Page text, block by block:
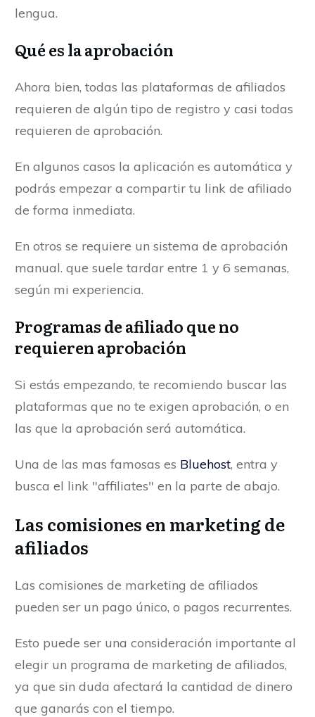
lengua.
Qué es la aprobación
Ahora bien, todas las plataformas de afiliados
requieren de algún tipo de registro y casi todas
requieren de aprobación.
En algunos casos la aplicación es automática y
podrás empezar a compartir tu link de afiliado
de forma inmediata.
En otros se requiere un sistema de aprobación
manual. que suele tardar entre 1 y 6 semanas,
según mi experiencia.
Programas de afiliado que no
requieren aprobación
Si estás empezando, te recomiendo buscar las
plataformas que no te exigen aprobación, o en
las que la aprobación será automática.
Una de las mas famosas es Bluehost, entra y
busca el link "affiliates" en la parte de abajo.
Las comisiones en marketing de
afiliados
Las comisiones de marketing de afiliados
pueden ser un pago único, o pagos recurrentes.
Esto puede ser una consideración importante al
elegir un programa de marketing de afiliados,
ya que sin duda afectará la cantidad de dinero
que ganarás con el tiempo.